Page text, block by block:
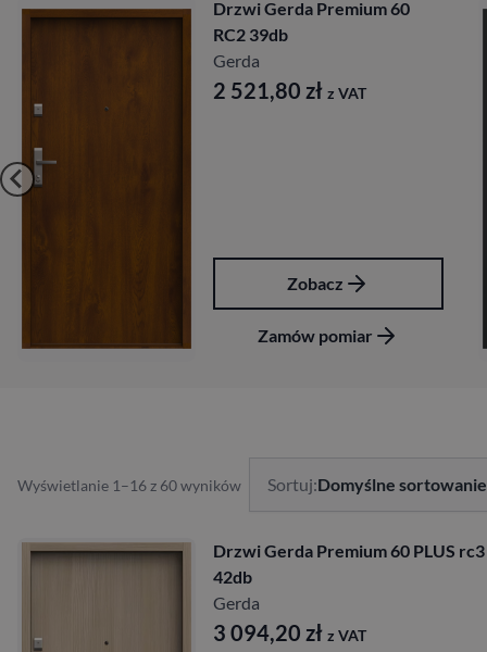
Drzwi Gerda Premium 60
RC4 39db
Gerda
3 331,80 zł z VAT
Zobacz
Zamów pomiar
Wyświetlanie 1–16 z 60 wyników Sortuj:Domyślne sortowanie
Drzwi Gerda Premium 60 PLUS rc3
42db
Gerda
3 094,20 zł z VAT